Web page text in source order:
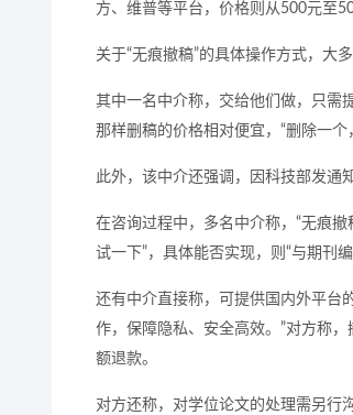
方、维普等平台，价格则从500元至
关于“无痕撤稿”的具体操作方式，大
其中一名中介称，交给他们做，只需
那样删稿的价格相对便宜，“删除一个
此外，该中介还强调，因科技部发通
在咨询过程中，多名中介称，“无痕
试一下”，具体能否实现，则“与期刊编
还有中介直接称，可提供国内外平台
作，保障隐私、安全高效。”对方称
额退款。
对方还称，对学位论文的处理需另行